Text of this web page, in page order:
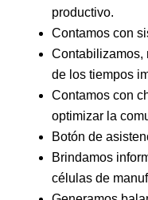
productivo.
Contamos con
Contabilizamos,
de los tiempos
Contamos con
optimizar la
Botón de
Brindamos
células de